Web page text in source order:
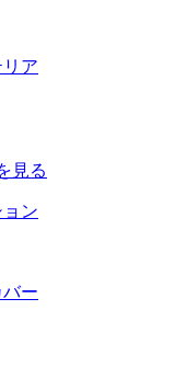
見る